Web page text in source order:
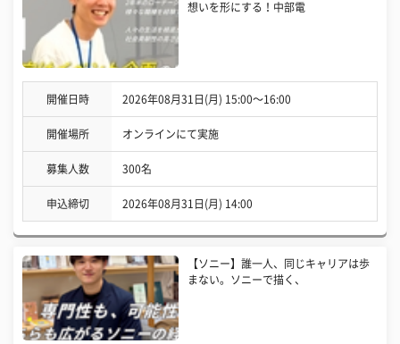
想いを形にする！中部電
開催日時 2026年08月31日(月) 15:00〜16:00
開催場所 オンラインにて実施
募集人数 300名
申込締切 2026年08月31日(月) 14:00
【ソニー】誰一人、同じキャリアは歩
まない。ソニーで描く、